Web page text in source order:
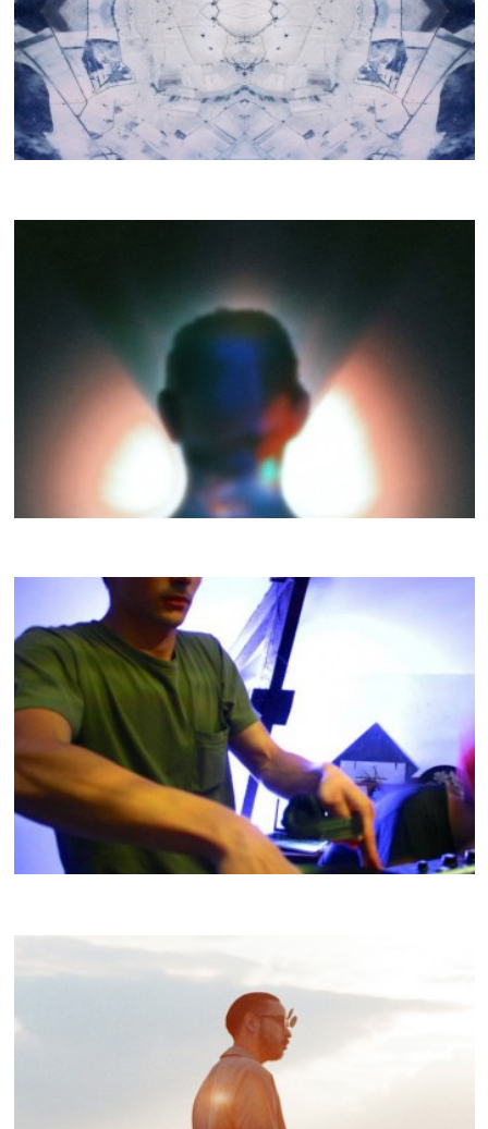
PAULO
VOPHONIQ
CRACKI MIX #26
KRIJKA